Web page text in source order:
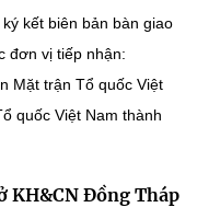
kết biên bản bàn giao
đơn vị tiếp nhận:
Mặt trận Tổ quốc Việt
quốc Việt Nam thành
KH&CN Đồng Tháp